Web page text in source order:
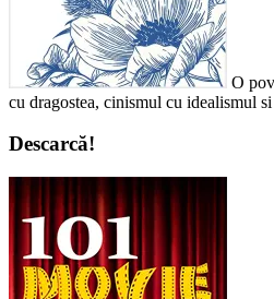
O
cu dragostea, cinismul cu idealismul
Descarcă!